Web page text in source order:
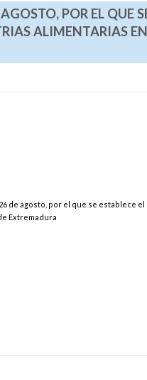
POR EL QUE
ALIMENTARIAS
de agosto, por el que se
Extremadura